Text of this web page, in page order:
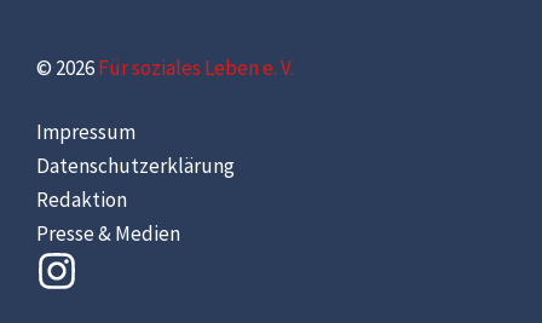
© 2026Für soziales Leben e. V.
Impressum
Datenschutzerklärung
Redaktion
Presse & Medien